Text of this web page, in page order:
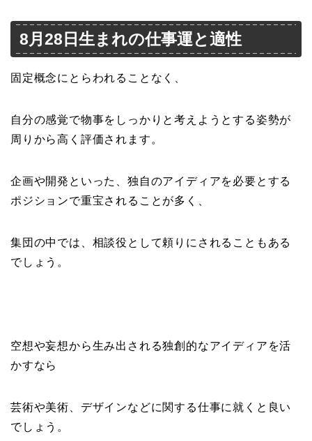
8月28日生まれの仕事運と適性
固定概念にとらわれることなく、
自分の感覚で物事をしっかりと考えようとする姿勢が
周りから高く評価されます。
企画や開発といった、独自のアイディアを必要とする
ポジションで重宝されることが多く、
集団の中では、相談役として頼りにされることもある
でしょう。
空想や妄想から生み出される独創的なアイディアを活
かすなら
芸術や美術、デザインなどに関する仕事に就くと良い
でしょう。